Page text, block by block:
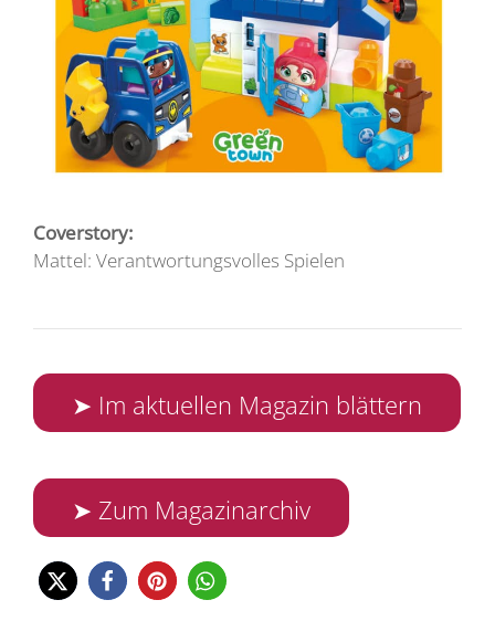
Coverstory:
Mattel: Verantwortungsvolles Spielen
➤ Im aktuellen Magazin blättern
➤ Zum Magazinarchiv